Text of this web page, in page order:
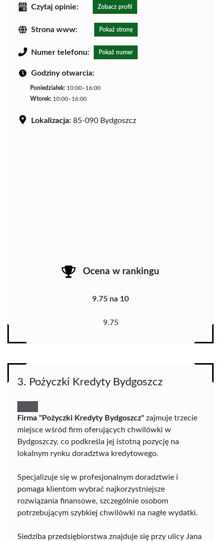
Czytaj opinie: Zobacz profil
Strona www: Pokaż stronę
Numer telefonu: Pokaż numer
Godziny otwarcia:
Poniedziałek: 10:00–16:00
Wtorek: 10:00–16:00
Lokalizacja: 85-090 Bydgoszcz
Ocena w rankingu
9.75 na 10
9.75
3. Pożyczki Kredyty Bydgoszcz
Firma "Pożyczki Kredyty Bydgoszcz" zajmuje trzecie
miejsce wśród firm oferujących chwilówki w
Bydgoszczy, co podkreśla jej istotną pozycję na
lokalnym rynku doradztwa kredytowego.
Specjalizuje się w profesjonalnym doradztwie i
pomaga klientom wybrać najkorzystniejsze
rozwiązania finansowe, szczególnie osobom
potrzebującym szybkiej chwilówki na nagłe wydatki.
Siedziba przedsiębiorstwa znajduje się przy ulicy Jana